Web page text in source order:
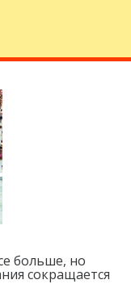
больше, но
сокращается